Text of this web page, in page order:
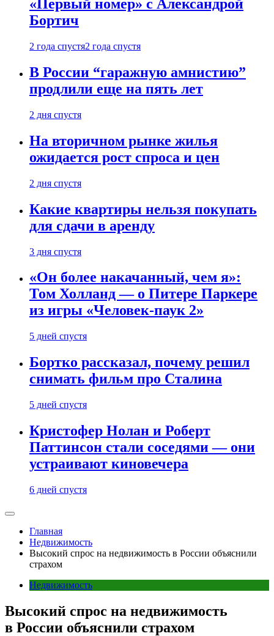
«Первый номер» с Александрой
Бортич
2 года спустя2 года спустя
В России “гаражную амнистию”
продлили еще на пять лет
2 дня спустя
На вторичном рынке жилья
ожидается рост спроса и цен
2 дня спустя
Какие квартиры нельзя покупать
для сдачи в аренду
3 дня спустя
«Он более накачанный, чем я»:
Том Холланд — о Питере Паркере
из игры «Человек-паук 2»
5 дней спустя
Бортко рассказал, почему решил
снимать фильм про Сталина
5 дней спустя
Кристофер Нолан и Роберт
Паттинсон стали соседями — они
устраивают киновечера
6 дней спустя
Главная
Недвижимость
Высокий спрос на недвижимость в России объяснили
страхом
Недвижимость
Высокий спрос на недвижимость
в России объяснили страхом